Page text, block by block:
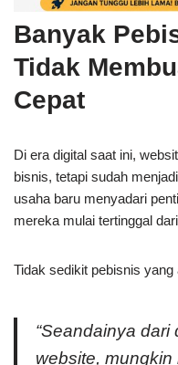
Banyak
Tidak
Cepat
Di era digital saat ini,
bisnis, tetapi sudah
usaha baru menyadari
mereka mulai tertinggal
Tidak sedikit pebisnis
“Seandainya
website,